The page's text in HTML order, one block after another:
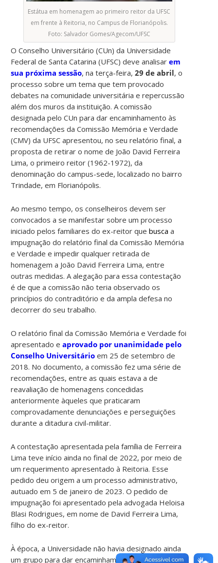
Estátua em homenagem ao primeiro reitor da UFSC
em frente à Reitoria, no Campus de Florianópolis.
Foto: Salvador Gomes/Agecom/UFSC
O Conselho Universitário (CUn) da Universidade
Federal de Santa Catarina (UFSC) deve analisarem
sua próxima sessão, na terça-feira,29 de abril, o
processo sobre um tema que tem provocado
debates na comunidade universitária e repercussão
além dos muros da instituição. A comissão
designada pelo CUn para dar encaminhamento às
recomendações da Comissão Memória e Verdade
(CMV) da UFSC apresentou, no seu relatório final, a
proposta de retirar o nome de João David Ferreira
Lima, o primeiro reitor (1962-1972), da
denominação do campus-sede, localizado no bairro
Trindade, em Florianópolis.
Ao mesmo tempo, os conselheiros devem ser
convocados a se manifestar sobre um processo
iniciado pelos familiares do ex-reitor quebusca a
impugnação do relatório final da Comissão Memória
e Verdade e impedir qualquer retirada de
homenagem a João David Ferreira Lima, entre
outras medidas. A alegação para essa contestação
é de que a comissão não teria observado os
princípios do contraditório e da ampla defesa no
decorrer do seu trabalho.
O relatório final da Comissão Memória e Verdade foi
apresentado e aprovado por unanimidade pelo
Conselho Universitário em 25 de setembro de
2018. No documento, a comissão fez uma série de
recomendações, entre as quais estava a de
reavaliação de homenagens concedidas
anteriormente àqueles que praticaram
comprovadamente denunciações e perseguições
durante a ditadura civil-militar.
A contestação apresentada pela família de Ferreira
Lima teve início ainda no final de 2022, por meio de
um requerimento apresentado à Reitoria. Esse
pedido deu origem a um processo administrativo,
autuado em 5 de janeiro de 2023. O pedido de
impugnação foi apresentado pela advogada Heloisa
Blasi Rodrigues, em nome de David Ferreira Lima,
filho do ex-reitor.
À época, a Universidade não havia designado ainda
um grupo para dar encaminhamento às